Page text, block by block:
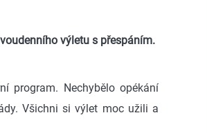
výletu s přespáním.
program. Nechybělo opékání
Všichni si výlet moc užili a